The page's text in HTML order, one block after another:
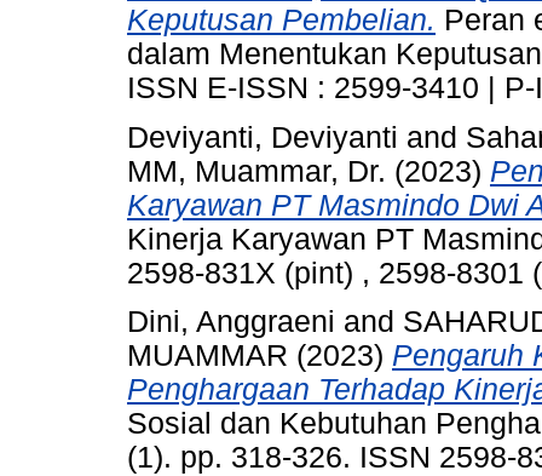
Keputusan Pembelian. Peran
dalam Menentukan
ISSN E-ISSN : 2599-3410 |
Deviyanti, Deviyanti and
MM, Muammar, Dr. (2023)
Karyawan PT Masmindo Dwi
Kinerja Karyawan PT
2598-831X (pint) , 2598-8301
Dini, Anggraeni and
MUAMMAR (2023) Pengaruh
Penghargaan Terhadap
Sosial dan Kebutuhan
(1). pp. 318-326. ISSN 2598-